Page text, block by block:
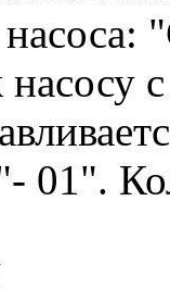
насосу
01".